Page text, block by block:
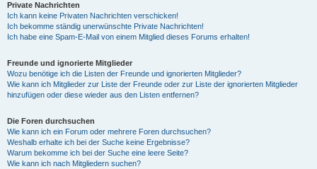
Private Nachrichten
Ich kann keine Privaten Nachrichten verschicken!
Ich bekomme ständig unerwünschte Private Nachrichten!
Ich habe eine Spam-E-Mail von einem Mitglied dieses Forums erhalten!
Freunde und ignorierte Mitglieder
Wozu benötige ich die Listen der Freunde und ignorierten Mitglieder?
Wie kann ich Mitglieder zur Liste der Freunde oder zur Liste der ignorierten Mitglieder
hinzufügen oder diese wieder aus den Listen entfernen?
Die Foren durchsuchen
Wie kann ich ein Forum oder mehrere Foren durchsuchen?
Weshalb erhalte ich bei der Suche keine Ergebnisse?
Warum bekomme ich bei der Suche eine leere Seite?
Wie kann ich nach Mitgliedern suchen?